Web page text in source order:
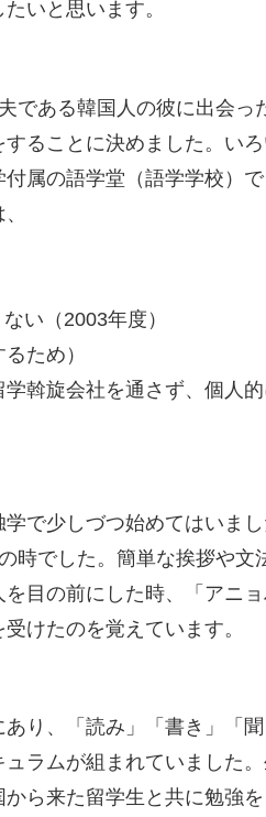
いと思います。
ある韓国人の彼に出会っ
ることに決めました。い
属の語学堂（語学学校）で
い（2003年度）
ため）
斡旋会社を通さず、個人
で少しづつ始めてはいま
時でした。簡単な挨拶や文
目の前にした時、「アニ
けたのを覚えています。
り、「読み」「書き」「
ラムが組まれていました
ら来た留学生と共に勉強